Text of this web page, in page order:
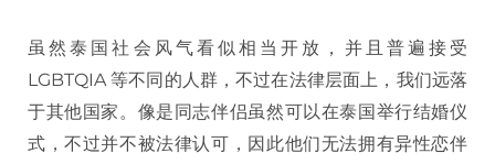
虽然泰国社会风气看似相当开放，并且普遍接受
LGBTQIA 等不同的人群，不过在法律层面上，我们远落
于其他国家。像是同志伴侣虽然可以在泰国举行结婚仪
式，不过并不被法律认可，因此他们无法拥有异性恋伴